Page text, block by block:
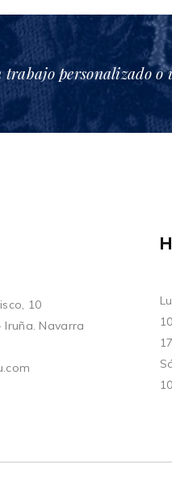
trabajo personalizado o
10
Navarra